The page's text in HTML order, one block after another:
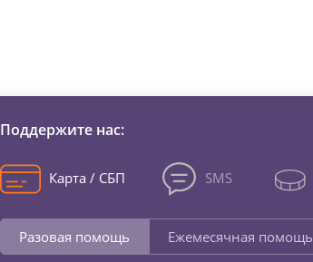
Поддержите нас:
Карта / СБП SMS
Разовая помощь
Ежемесячная помощь